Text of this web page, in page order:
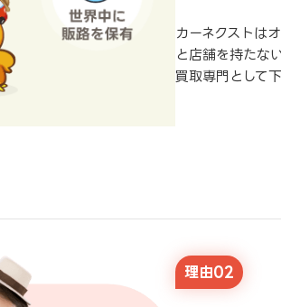
カーネクストは
と店舗を持たな
買取専門として
理由02